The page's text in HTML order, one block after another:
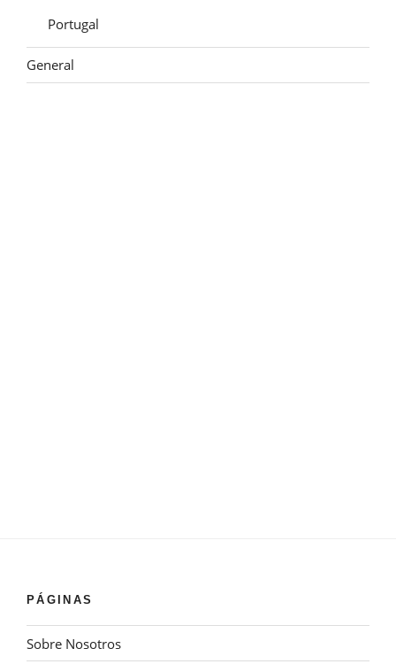
Portugal
General
PÁGINAS
Sobre Nosotros